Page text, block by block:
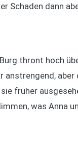
Schaden dann
thront hoch
früher
was Anna